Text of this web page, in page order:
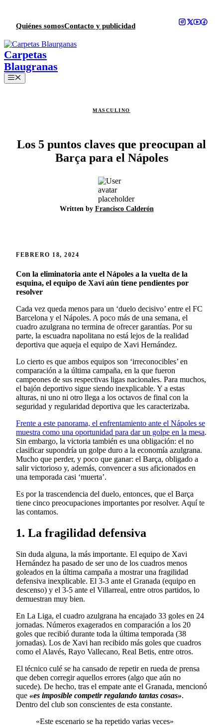
contenido
Quiénes somosContacto y publicidad
Menú
MASCULINO
Los 5 puntos claves que preocupan al
Barça para el Nápoles
Written by Francisco Calderón
FEBRERO 18, 2024
Con la eliminatoria ante el Nápoles a la vuelta de la
esquina, el equipo de Xavi aún tiene pendientes por
resolver
Cada vez queda menos para un ‘duelo decisivo’ entre el FC
Barcelona y el Nápoles. A poco más de una semana, el
cuadro azulgrana no termina de ofrecer garantías. Por su
parte, la escuadra napolitana no está lejos de la realidad
deportiva que aqueja el equipo de Xavi Hernández.
Lo cierto es que ambos equipos son ‘irreconocibles’ en
comparación a la última campaña, en la que fueron
campeones de sus respectivas ligas nacionales. Para muchos,
el bajón deportivo sigue siendo inexplicable. Y a estas
alturas, ni uno ni otro llega a los octavos de final con la
seguridad y regularidad deportiva que les caracterizaba.
Frente a este panorama, el enfrentamiento ante el Nápoles se
muestra como una oportunidad para dar un golpe en la mesa.
Sin embargo, la victoria también es una obligación: el no
clasificar supondría un golpe duro a la economía azulgrana.
Mucho que perder, y poco que ganar: el Barça, obligado a
salir victorioso y, además, convencer a sus aficionados en
una temporada casi ‘muerta’.
Es por la trascendencia del duelo, entonces, que el Barça
tiene cinco preocupaciones importantes por resolver. Aquí te
las contamos.
1. La fragilidad defensiva
Sin duda alguna, la más importante. El equipo de Xavi
Hernández ha pasado de ser uno de los cuadros menos
goleados en la última campaña a mostrar una fragilidad
defensiva inexplicable. El 3-3 ante el Granada (equipo en
descenso) y el 3-5 ante el Villarreal, entre otros partidos, lo
demuestran muy bien.
En La Liga, el cuadro azulgrana ha encajado 33 goles en 24
jornadas. Números exagerados en comparación a los 20
goles que recibió durante toda la última temporada (38
jornadas). Los de Xavi han recibido más goles que cuadros
como el Alavés, Rayo Vallecano, Real Betis, entre otros.
El técnico culé se ha cansado de repetir en rueda de prensa
que deben corregir aquellos errores (algo que aún no
sucede). De hecho, tras el empate ante el Granada, mencionó
que «es imposible competir regalando tantas cosas».
Dentro del club son conscientes de esta constante.
«Este escenario se ha repetido varias veces»